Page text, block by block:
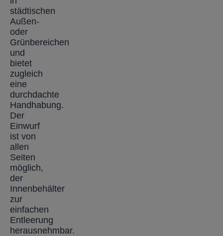
städtischen
Außen-
oder
Grünbereichen
und
bietet
zugleich
eine
durchdachte
Handhabung.
Der
Einwurf
ist von
allen
Seiten
möglich,
der
Innenbehälter
zur
einfachen
Entleerung
herausnehmbar.